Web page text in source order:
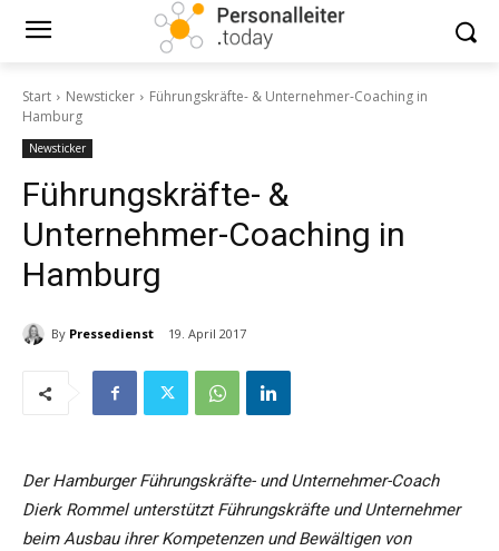
Start Newsticker
Führungskräfte- & Unternehmer-Coaching in
Hamburg
Newsticker
Führungskräfte- &
Unternehmer-Coaching in
Hamburg
By Pressedienst 19. April 2017
Der Hamburger Führungskräfte- und Unternehmer-Coach
Dierk Rommel unterstützt Führungskräfte und Unternehmer
beim Ausbau ihrer Kompetenzen und Bewältigen von